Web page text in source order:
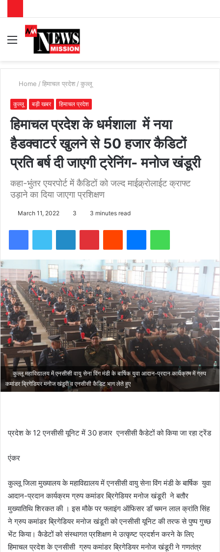
Menu
Home / हिमाचल प्रदेश / कुल्लू
कुल्लू बड़ी खबर हिमाचल प्रदेश
हिमाचल प्रदेश के धर्मशाला में नया
हैडक्वाटर्र खुलने से 50 हजार कैडिटों
प्रति बर्ष दी जाएगी ट्रेनिंग- मनोज खंडूरी
कहा-भुंतर एयरपोर्ट में कैडिटों को जल्द माईक्र्रोलाईट क्राफ्ट
उड़ाने का दिया जाएगा प्रशिक्षण
March 11, 2022 3 3 minutes read
कुल्लू महाविद्यालय में एनसीसी वायु सेना विंग मंडी के बार्षिक युवा आदान-प्रदान कार्यक्रम में ग्रुप
कमांडर ब्रिगेडियर मनोज खंडूरी व एनसीसी कैडिट भाग लेते हुए
प्रदेश के 12 एनसीसी यूनिट में 30 हजार एनसीसी कैडेटों को किया जा रहा ट्रेंड
एंकर
कुल्लू जिला मुख्यालय के महाविद्यालय में एनसीसी वायु सेना विंग मंडी के बार्षिक युवा
आदान-प्रदान कार्यक्रम ग्रुप कमांडर ब्रिगेडियर मनोज खंडूरी ने बतौर
मुख्यातिथि शिरकत की । इस मौके पर फ्लाइंग ऑफिसर डॉ चमन लाल क्रांति सिंह
ने ग्रुप कमांडर ब्रिगेडियर मनोज खंडूरी को एनसीसी यूनिट की तरफ से पुष्प गुच्छ
भेंट किया। कैडेटों को संस्थागत प्रशिक्षण मे उत्कृष्ट प्रदर्शन करने के लिए
हिमाचल प्रदेश के एनसीसी ग्रुप कमांडर ब्रिगेडियर मनोज खंडूरी ने गणतंत्र